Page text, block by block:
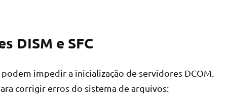
DISM e SFC
impedir a inicialização de servidores DCOM.
corrigir erros do sistema de arquivos: